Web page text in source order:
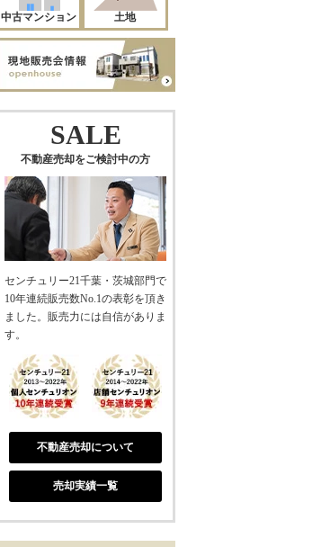
中古マンション 土地
SALE
不動産売却をご検討中の方
センチュリー21千葉・茨城部門で
10年連続販売数No.1の表彰を頂き
ました。販売力には自信がありま
す。
不動産売却について
売却実績一覧